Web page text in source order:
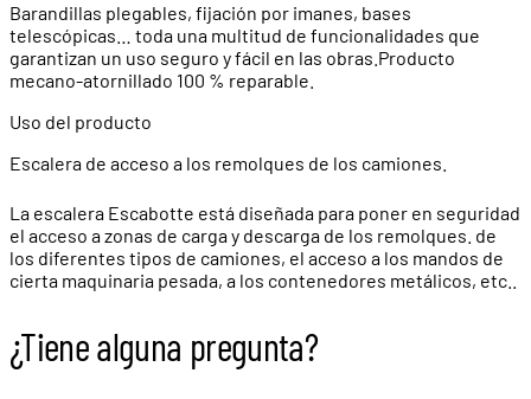
Barandillas plegables, fijación por imanes, bases
telescópicas… toda una multitud de funcionalidades que
garantizan un uso seguro y fácil en las obras.Producto
mecano-atornillado 100 % reparable.
Uso del producto
Escalera de acceso a los remolques de los camiones.
La escalera Escabotte está diseñada para poner en seguridad
el acceso a zonas de carga y descarga de los remolques. de
los diferentes tipos de camiones, el acceso a los mandos de
cierta maquinaria pesada, a los contenedores metálicos, etc..
¿Tiene alguna pregunta?